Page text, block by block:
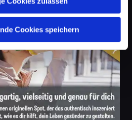
Cookies speichern